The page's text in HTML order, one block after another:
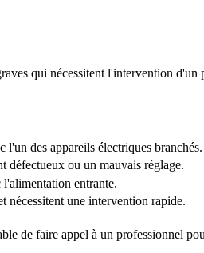
qui nécessitent l'intervention d'un
des appareils électriques branchés.
défectueux ou un mauvais réglage.
entrante.
nécessitent une intervention rapide.
de faire appel à un professionnel